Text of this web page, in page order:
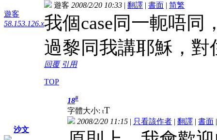
遊客
58.153.126.x
遊客 2008/2/20 10:33 | 翻譯 | 書面 | 简繁
我個case同一軛唔同
過黎同我講耶穌，
回覆 引用
TOP
沙文
18#
字體大小: tT
2008/2/20 11:15 | 只看該作者 | 翻譯 | 書面